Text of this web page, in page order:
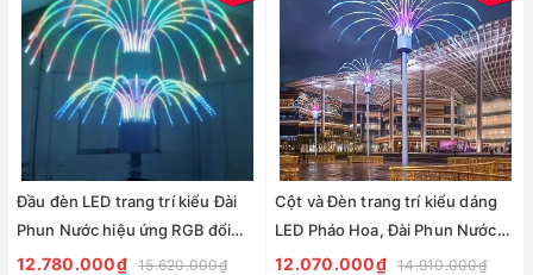
Đầu đèn LED trang trí kiểu Đài
Phun Nước hiệu ứng RGB đổi
màu 300W với 35 đầu ống dài
12.780.000₫ 15.620.000₫
Cột và Đèn trang trí kiểu dáng
LED Pháo Hoa, Đài Phun Nước
ZALAA ZCSV-DPN | cho dự án
12.070.000₫ 14.910.000₫